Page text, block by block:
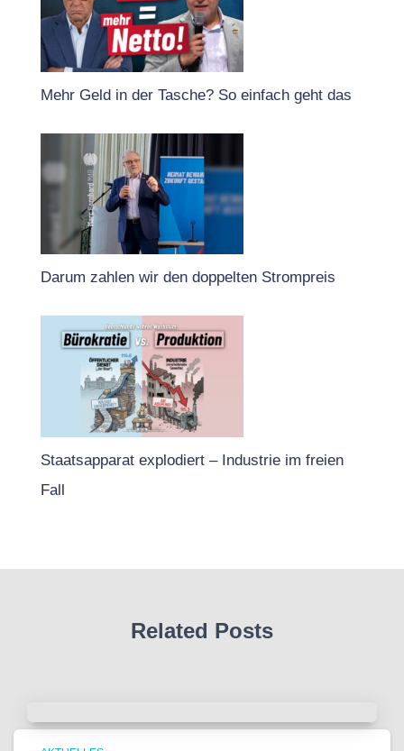
Mehr Geld in der Tasche? So einfach geht das
Darum zahlen wir den doppelten Strompreis
Staatsapparat explodiert – Industrie im freien
Fall
Related Posts